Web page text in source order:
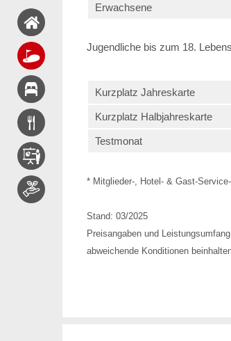
Erwachsene
Jugendliche bis zum 18.
Kurzplatz Jahreskarte
Kurzplatz Halbjahreskarte
Testmonat
* Mitglieder-, Hotel- & Gast-
Stand: 03/2025
Preisangaben und
abweichende Konditionen